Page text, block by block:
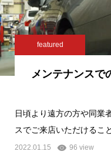
featured
メンテナンスで
日頃より遠方の方や同業
スでご来店いただけるこ
2022.01.15 96 view